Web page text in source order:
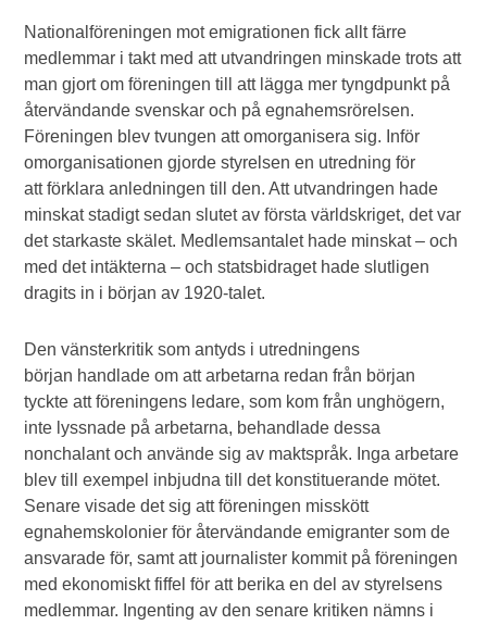
Nationalföreningen mot emigrationen fick allt färre
medlemmar i takt med att utvandringen minskade trots att
man gjort om föreningen till att lägga mer tyngdpunkt på
återvändande svenskar och på egnahemsrörelsen.
Föreningen blev tvungen att omorganisera sig. Inför
omorganisationen gjorde styrelsen en utredning för
att förklara anledningen till den. Att utvandringen hade
minskat stadigt sedan slutet av första världskriget, det var
det starkaste skälet. Medlemsantalet hade minskat – och
med det intäkterna – och statsbidraget hade slutligen
dragits in i början av 1920-talet.
Den vänsterkritik som antyds i utredningens
början handlade om att arbetarna redan från början
tyckte att föreningens ledare, som kom från unghögern,
inte lyssnade på arbetarna, behandlade dessa
nonchalant och använde sig av maktspråk. Inga arbetare
blev till exempel inbjudna till det konstituerande mötet.
Senare visade det sig att föreningen misskött
egnahemskolonier för återvändande emigranter som de
ansvarade för, samt att journalister kommit på föreningen
med ekonomiskt fiffel för att berika en del av styrelsens
medlemmar. Ingenting av den senare kritiken nämns i